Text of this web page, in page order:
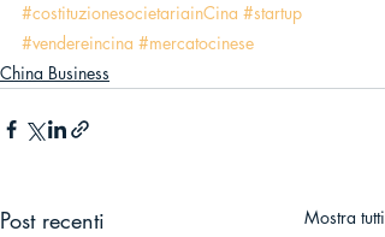
#costituzionesocietariainCina #startup
#vendereincina #mercatocinese
China Business
Post recenti Mostra tutti